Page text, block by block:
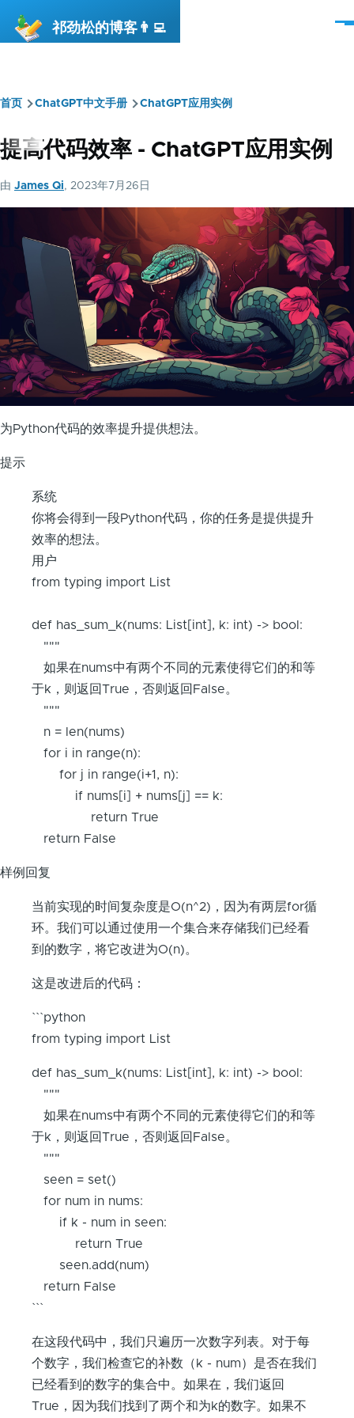
祁劲松的博客👨‍💻
菜
面
包
屑
首页 ChatGPT中文手册 ChatGPT应用实例
提高代码效率 - ChatGPT应用实例
由 James Qi, 2023年7月26日
为Python代码的效率提升提供想法。
提示
系统
你将会得到一段Python代码，你的任务是提供提升
效率的想法。
用户
from typing import List
def has_sum_k(nums: List[int], k: int) -> bool:
"""
如果在nums中有两个不同的元素使得它们的和等
于k，则返回True，否则返回False。
"""
n = len(nums)
for i in range(n):
for j in range(i+1, n):
if nums[i] + nums[j] == k:
return True
return False
样例回复
当前实现的时间复杂度是O(n^2)，因为有两层for循
环。我们可以通过使用一个集合来存储我们已经看
到的数字，将它改进为O(n)。
这是改进后的代码：
```python
from typing import List
def has_sum_k(nums: List[int], k: int) -> bool:
"""
如果在nums中有两个不同的元素使得它们的和等
于k，则返回True，否则返回False。
"""
seen = set()
for num in nums:
if k - num in seen:
return True
seen.add(num)
return False
```
在这段代码中，我们只遍历一次数字列表。对于每
个数字，我们检查它的补数（k - num）是否在我们
已经看到的数字的集合中。如果在，我们返回
True，因为我们找到了两个和为k的数字。如果不